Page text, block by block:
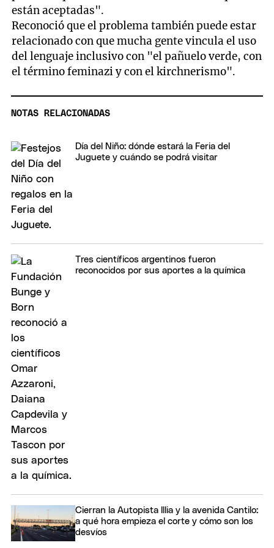
están aceptadas".
Reconoció que el problema también puede estar
relacionado con que mucha gente vincula el uso
del lenguaje inclusivo con "el pañuelo verde, con
el término feminazi y con el kirchnerismo".
NOTAS RELACIONADAS
Día del Niño: dónde estará la Feria del
Juguete y cuándo se podrá visitar
Tres científicos argentinos fueron
reconocidos por sus aportes a la química
Cierran la Autopista Illia y la avenida Cantilo:
a qué hora empieza el corte y cómo son los
desvíos